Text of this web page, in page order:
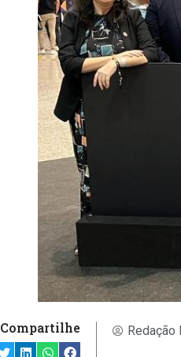
Compartilhe Redação